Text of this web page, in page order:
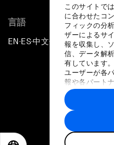
このサイトで
に合わせたコ
フィックの分
ザーによるサ
報を収集し、
信、データ解
有しています
ユーザーが各
報や各パート
に収集された
トナーによっ
す。
言語
EN ▪ ES▪中文▪ 日本語
プライバシーポ
サイ